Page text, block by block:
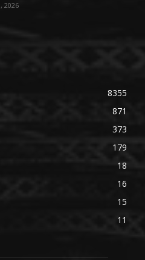
2026
8355
871
373
179
18
16
15
11